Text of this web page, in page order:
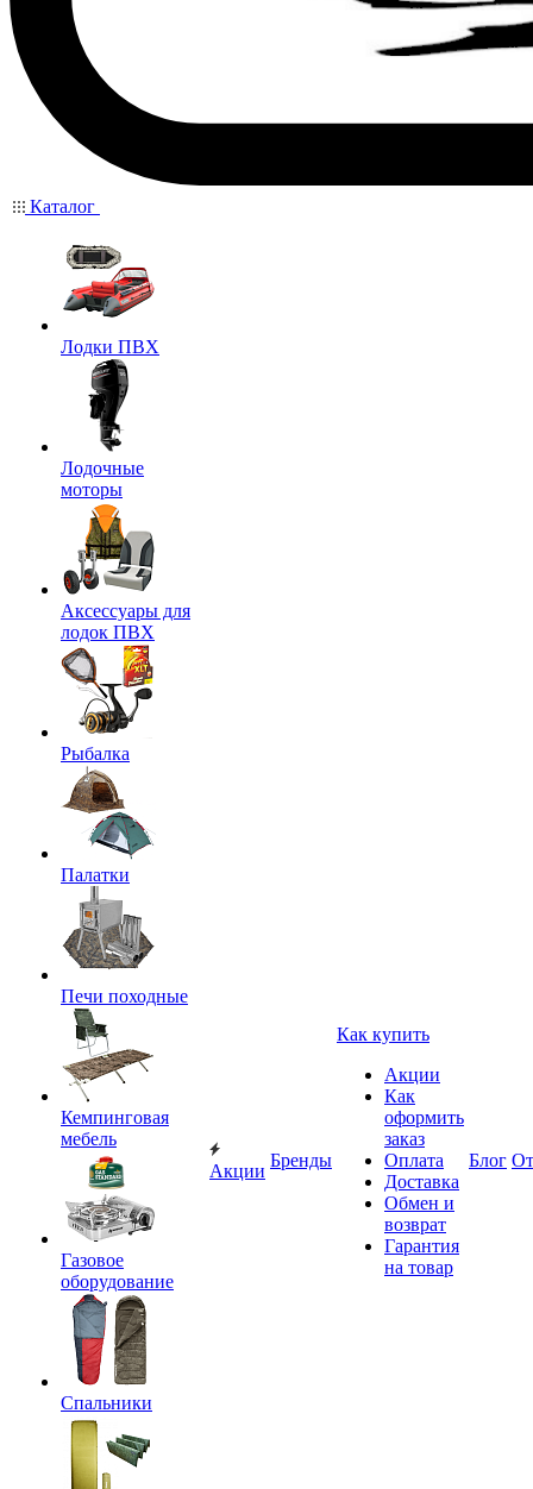
Каталог
Лодки ПВХ
Лодочные
моторы
Аксессуары для
лодок ПВХ
Рыбалка
Палатки
Печи походные
Кемпинговая
мебель
Газовое
оборудование
Спальники
Акции
Бренды
Как купить
Акции
Как
оформить
заказ
Оплата
Доставка
Обмен и
возврат
Гарантия
на товар
Блог